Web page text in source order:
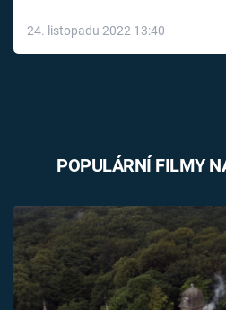
24. listopadu 2022 13:40
POPULÁRNÍ FILMY